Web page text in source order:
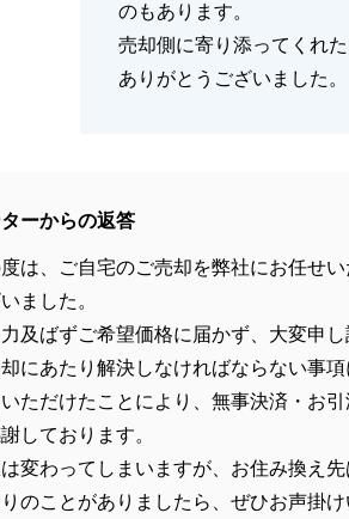
のもあります。
売却側に寄り添ってくれ
ありがとうございました。
ーからの返答
は、ご自宅のご売却を弊社にお任せ
ました。
力及ばずご希望価格に届かず、大変申し
にあたり解決しなければならない事
ただけたことにより、無事決済・お
しております。
変わってしまいますが、お住み換え
のことがありましたら、ぜひお声掛け